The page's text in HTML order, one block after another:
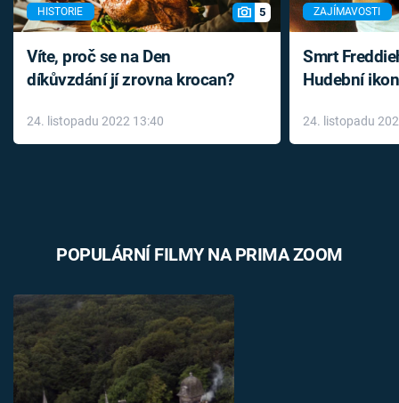
HISTORIE 5
Víte, proč se na Den
díkůvzdání jí zrovna krocan?
24. listopadu 2022 13:40
ZAJÍMAVOSTI
Smrt
Hudební
léky
24. listopadu
POPULÁRNÍ FILMY NA PRIMA ZOOM